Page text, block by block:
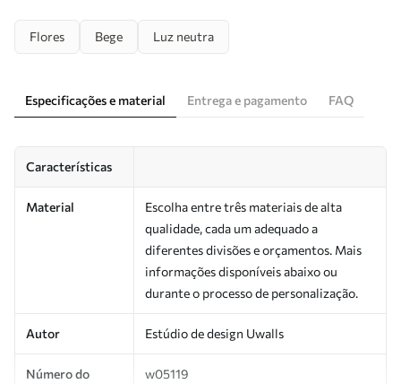
Flores Bege Luz neutra
Especificações e material Entrega e pagamento FAQ
Características
Material
Escolha entre três materiais de alta
qualidade, cada um adequado a
diferentes divisões e orçamentos. Mais
informações disponíveis abaixo ou
durante o processo de personalização.
Autor Estúdio de design Uwalls
Número do
w05119